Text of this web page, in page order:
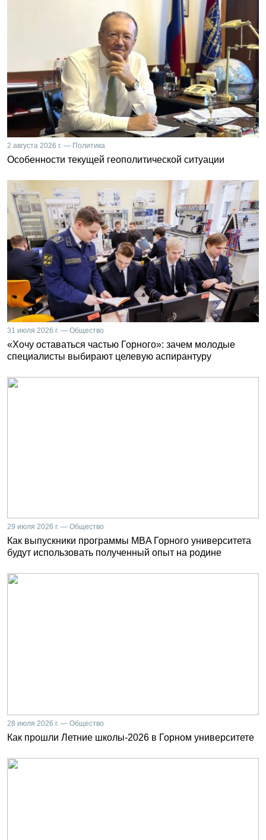
2 августа 2026 г. — Политика
Особенности текущей геополитической ситуации
31 июля 2026 г. — Общество
«Хочу оставаться частью Горного»: зачем молодые
специалисты выбирают целевую аспирантуру
29 июля 2026 г. — Общество
Как выпускники программы MBA Горного университета
будут использовать полученный опыт на родине
28 июля 2026 г. — Общество
Как прошли Летние школы-2026 в Горном университете